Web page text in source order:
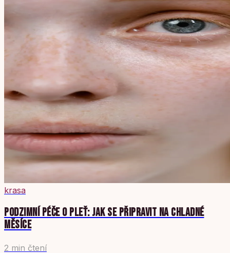
krasa
PODZIMNÍ PÉČE O PLEŤ: JAK SE PŘIPRAVIT NA CHLADNÉ
MĚSÍCE
2 min čtení